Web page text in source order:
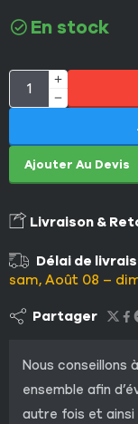
En stock
Ajouter Au Devis
Livraison &
Délai de
sam, Août 08 –
Partager
Nous conseillons
ensemble afin
autre fois et